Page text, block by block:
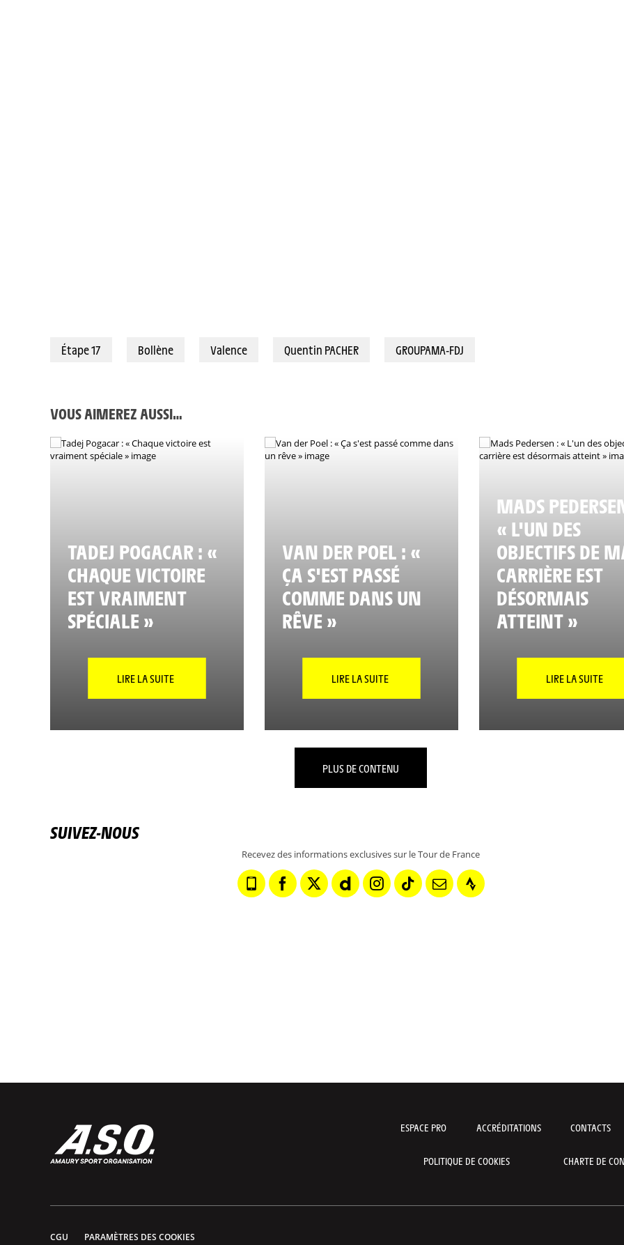
Étape 17 Bollène Valence Quentin PACHER GROUPAMA-FDJ
VOUS AIMEREZ AUSSI…
TADEJ POGACAR : «
CHAQUE VICTOIRE
EST VRAIMENT
SPÉCIALE »
LIRE LA SUITE
VAN DER POEL : «
ÇA S'EST PASSÉ
COMME DANS UN
RÊVE »
LIRE LA SUITE
MADS
« L'UN DES
OBJECTIFS DE
CARRIÈRE EST
DÉSORMAIS
ATTEINT »
LIRE LA SUITE
PLUS DE CONTENU
SUIVEZ-NOUS
Recevez des informations exclusives sur le Tour de France
ESPACE PRO ACCRÉDITATIONS CONTACTS
POLITIQUE DE COOKIES CHARTE DE
CGU PARAMÈTRES DES COOKIES